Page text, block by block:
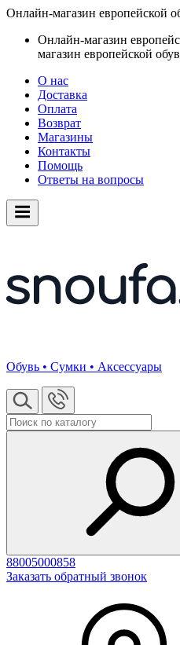
Онлайн-магазин европейской
Онлайн-магазин
магазин европейской
О нас
Доставка
Оплата
Возврат
Магазины
Контакты
Помощь
Ответы на вопросы
Обувь • Сумки • Аксессуары
88005000858
Заказать обратный звонок